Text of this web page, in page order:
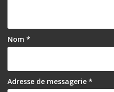
Nom *
Adresse de messagerie *